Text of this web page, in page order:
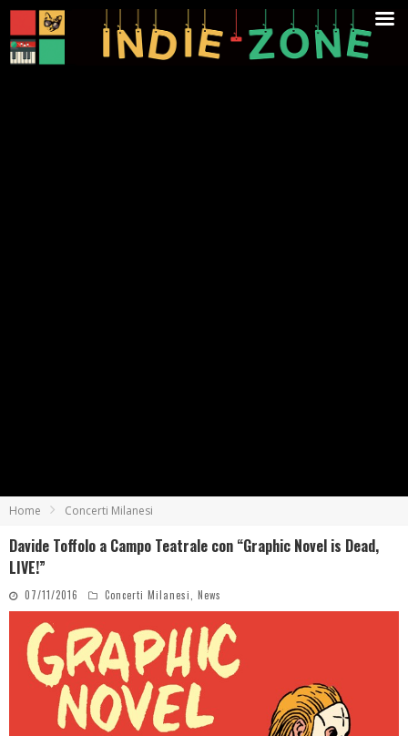
Home Concerti Milanesi
Davide Toffolo a Campo Teatrale con “Graphic Novel is Dead,
LIVE!”
07/11/2016 Concerti Milanesi News